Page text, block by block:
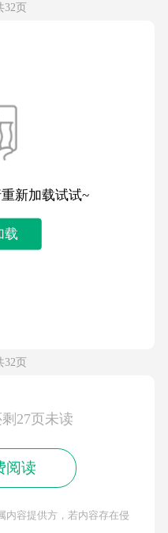
32页
新加载试试~
载
32页
27页未读
阅读
内容提供方，若内容存在侵